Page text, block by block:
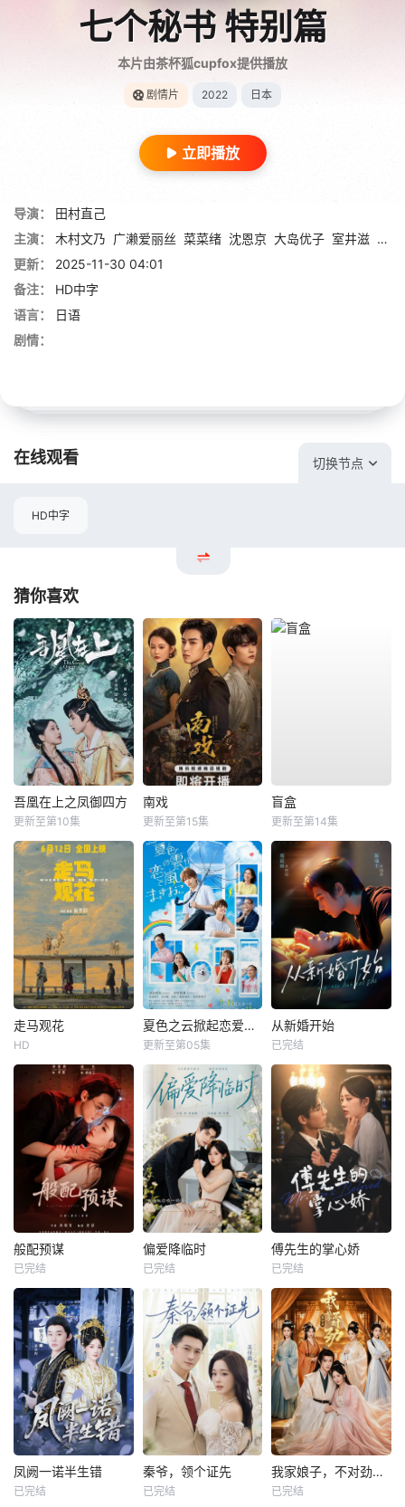
七个秘书 特别篇
本片由茶杯狐cupfox提供播放
剧情片 2022 日本
立即播放
导演：
田村直己
主演：
木村文乃 广濑爱丽丝 菜菜绪 沈恩京 大岛优子 室井滋 江
更新：
2025-11-30 04:01
备注：
HD中字
语言：
日语
剧情：
在线观看 切换节点
HD中字
猜你喜欢
吾凰在上之凤御四方
更新至第10集
南戏
更新至第15集
盲盒
更新至第14集
走马观花
HD
夏色之云掀起恋爱与风暴
更新至第05集
从新婚开始
已完结
般配预谋
已完结
偏爱降临时
已完结
傅先生的掌心娇
已完结
凤阙一诺半生错
已完结
秦爷，领个证先
已完结
我家娘子，不对劲第四季
已完结